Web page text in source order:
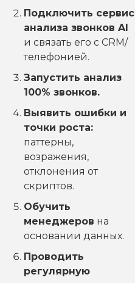
Подключить сервис
анализа звонков AI
и связать его с CRM/
телефонией.
Запустить анализ
100% звонков.
Выявить ошибки и
точки роста:
паттерны,
возражения,
отклонения от
скриптов.
Обучить
менеджеров на
основании данных.
Проводить
регулярную